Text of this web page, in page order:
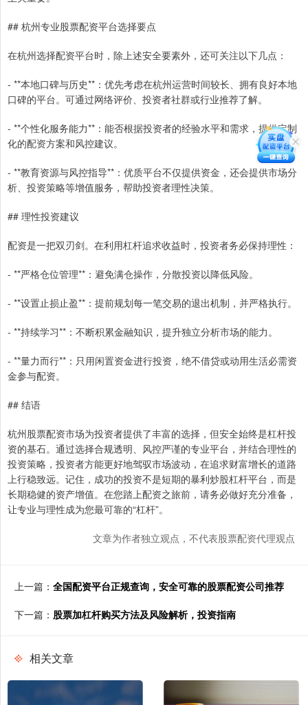
## 杭州专业股票配资平台选择要点
在杭州选择配资平台时，除上述安全要素外，还可关注以下几点：
- **本地口碑与历史**：优先考虑在杭州运营时间较长、拥有良好本地
口碑的平台。可通过网络评价、投资者社群或行业推荐了解。
- **个性化服务能力**：能否根据投资者的经验水平和需求，提供定制
化的配资方案和风控建议。
- **教育资源与风控指导**：优质平台不仅提供资金，还会提供市场分
析、投资策略等增值服务，帮助投资者理性决策。
## 理性投资建议
配资是一把双刃剑。在利用杠杆追求收益时，投资者务必保持理性：
- **严格仓位管理**：避免满仓操作，分散投资以降低风险。
- **设置止损止盈**：提前规划每一笔交易的退出机制，并严格执行。
- **持续学习**：不断积累金融知识，提升独立分析市场的能力。
- **量力而行**：只用闲置资金进行投资，绝不借贷或动用生活必需资
金参与配资。
## 结语
杭州股票配资市场为投资者提供了丰富的选择，但安全始终是杠杆投
资的基石。通过选择合规透明、风控严谨的专业平台，并结合理性的
投资策略，投资者方能更好地驾驭市场波动，在追求财富增长的道路
上行稳致远。记住，成功的投资不是短期的暴利炒股杠杆平台，而是
长期稳健的资产增值。在您踏上配资之旅前，请务必做好充分准备，
让专业与理性成为您最可靠的“杠杆”。
文章为作者独立观点，不代表股票配资代理观点
上一篇： 全国配资平台正规查询，安全可靠的股票配资公司推荐
下一篇： 股票加杠杆购买方法及风险解析，投资指南
相关文章